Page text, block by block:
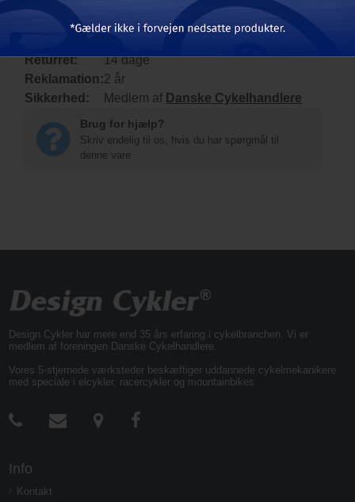
Gælder kun udstyr
Levering:
Leveringstid 2-8 hverdage, hvis varen
Returret:
14 dage
Reklamation:2 år
Sikkerhed:
Medlem af Danske Cykelhandlere
Brug for hjælp?
Skriv endelig til os, hvis du har spørgmål til
denne vare
Design Cykler har mere end 35 års erfaring i cykelbranchen. Vi er
medlem af foreningen Danske Cykelhandlere.
Vores 5-stjernede værksteder beskæftiger uddannede cykelmekanikere
med speciale i elcykler, racercykler og mountainbikes.
Info
Kontakt